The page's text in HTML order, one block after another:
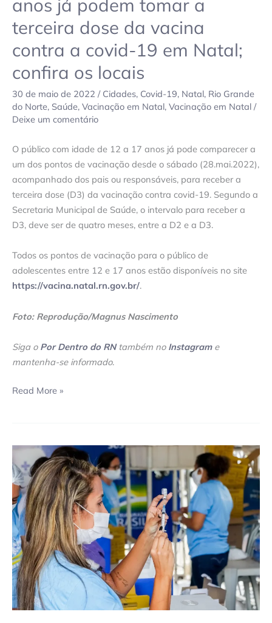
anos já podem tomar a
terceira dose da vacina
contra a covid-19 em Natal;
confira os locais
30 de maio de 2022 / Cidades, Covid-19, Natal, Rio Grande
do Norte, Saúde, Vacinação em Natal, Vacinação em Natal /
Deixe um comentário
O público com idade de 12 a 17 anos já pode comparecer a
um dos pontos de vacinação desde o sábado (28.mai.2022),
acompanhado dos pais ou responsáveis, para receber a
terceira dose (D3) da vacinação contra covid-19. Segundo a
Secretaria Municipal de Saúde, o intervalo para receber a
D3, deve ser de quatro meses, entre a D2 e a D3.
Todos os pontos de vacinação para o público de
adolescentes entre 12 e 17 anos estão disponíveis no site
https://vacina.natal.rn.gov.br/.
Foto: Reprodução/Magnus Nascimento
Siga o Por Dentro do RNtambém no Instagrame
mantenha-se informado.
a
covid-
em
Natal;
confira
os
locais
Read More »
Prefeitura
de
Natal
anuncia
que
pontos
de
vacinação
vão
fechar
durante